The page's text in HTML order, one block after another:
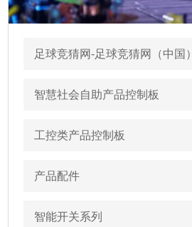
足球竞猜网-足球竞猜网（中国）
智慧社会自助产品控制板
工控类产品控制板
产品配件
智能开关系列